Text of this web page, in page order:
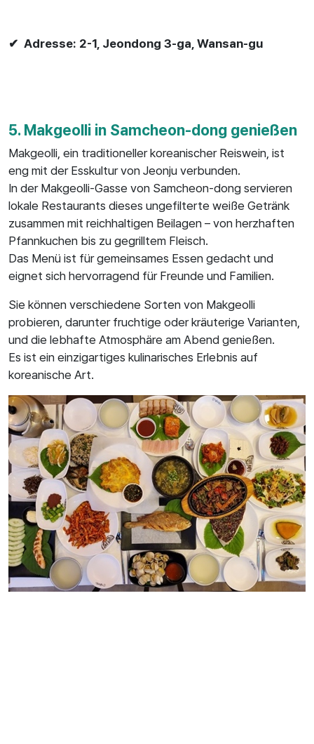
✔ Adresse: 2-1, Jeondong 3-ga, Wansan-gu
5. Makgeolli in Samcheon-dong genießen
Makgeolli, ein traditioneller koreanischer Reiswein, ist
eng mit der Esskultur von Jeonju verbunden.
In der Makgeolli-Gasse von Samcheon-dong servieren
lokale Restaurants dieses ungefilterte weiße Getränk
zusammen mit reichhaltigen Beilagen – von herzhaften
Pfannkuchen bis zu gegrilltem Fleisch.
Das Menü ist für gemeinsames Essen gedacht und
eignet sich hervorragend für Freunde und Familien.
Sie können verschiedene Sorten von Makgeolli
probieren, darunter fruchtige oder kräuterige Varianten,
und die lebhafte Atmosphäre am Abend genießen.
Es ist ein einzigartiges kulinarisches Erlebnis auf
koreanische Art.